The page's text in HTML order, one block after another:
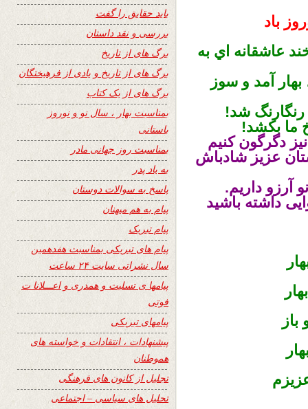
باد
عاشقانه اي به
آمد و سوز
شد!
ما بكشد!
دگرگون كنيم
عزیز شادباش
آرزو داريم.
داشته باشید
باید حقایق را گفت
بررسی و نقد داستان
برگ های از تاریخ
برگ های از تاریخ و یادی از فرهیختگان
برگ های از یک کتاب
بمناسبت بهار ، سال نو و نوروز
باستانی
بمناسبت روز جهانی مادر
به یاد پدر
پاسخ به سوالات دوستان
پیام به هم میهنان
پیام تبریک
پیام های تبریکی بمناسبت هفدهمین
سال نشراتی سایت ۲۴ ساعت
پیامها ی تسلیت و همدری و اعـــلانا ت
فوتی
پیامهای تبریکی
پیشنهادات ، انتقادات و خواسته های
هموطنان
تجلیل از کانون های فرهنگی
تحلیل های سیاسی – اجتماعی